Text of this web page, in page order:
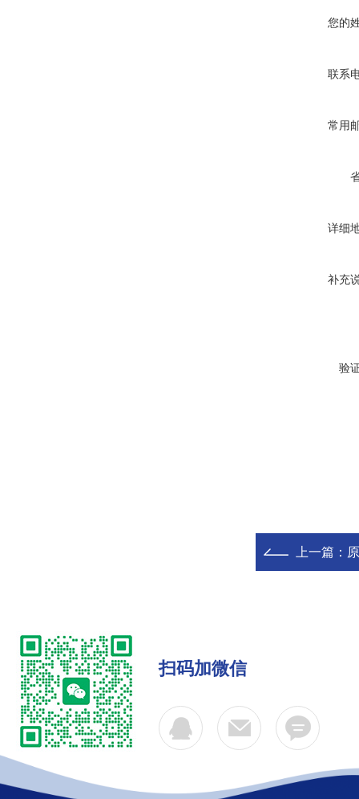
您的
联系
常用
详细
补充
验
上一篇：
扫码加微信